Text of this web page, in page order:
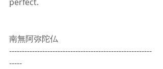
南無阿弥陀仏
--------------------------------------------------------
-----